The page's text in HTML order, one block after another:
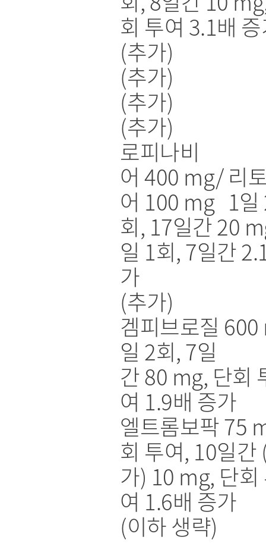
회 투여 3.1배
(추가)
(추가)
(추가)
(추가)
로피나비
어 400 mg/ 리
어 100 mg 1일
회, 17일간 20
일 1회, 7일간
가
(추가)
겜피브로질
일 2회, 7일
간 80 mg, 단회
여 1.9배 증가
엘트롬보팍 75
회 투여, 10일간
가) 10 mg, 단회
여 1.6배 증가
(이하 생략)